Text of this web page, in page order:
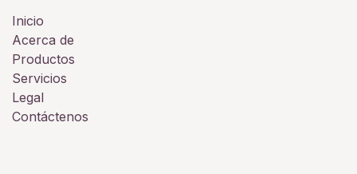
Inicio
Acerca de
Productos
Servicios
Legal
Contáctenos